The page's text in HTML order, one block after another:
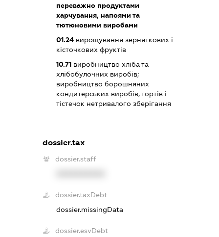
переважно продуктами
харчування, напоями та
тютюновими виробами
01.24 вирощування зерняткових і
кісточкових фруктів
10.71 виробництво хліба та
хлібобулочних виробів;
виробництво борошняних
кондитерських виробів, тортів і
тістечок нетривалого зберігання
dossier.tax
dossier.staff
dossier.taxDebt
dossier.missingData
dossier.esvDebt